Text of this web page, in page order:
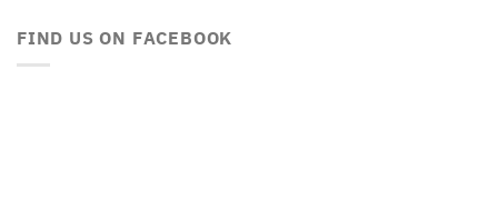
FIND US ON FACEBOOK